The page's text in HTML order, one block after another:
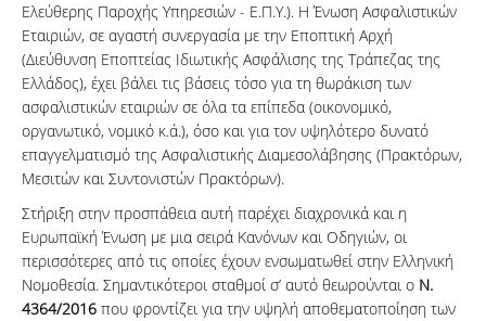
Ελεύθερης Παροχής Υπηρεσιών - Ε.Π.Υ.). Η Ένωση Ασφαλιστικών
Εταιριών, σε αγαστή συνεργασία με την Εποπτική Αρχή
(Διεύθυνση Εποπτείας Ιδιωτικής Ασφάλισης της Τράπεζας της
Ελλάδος), έχει βάλει τις βάσεις τόσο για τη θωράκιση των
ασφαλιστικών εταιριών σε όλα τα επίπεδα (οικονομικό,
οργανωτικό, νομικό κ.ά.), όσο και για τον υψηλότερο δυνατό
επαγγελματισμό της Ασφαλιστικής Διαμεσολάβησης (Πρακτόρων,
Μεσιτών και Συντονιστών Πρακτόρων).
Στήριξη στην προσπάθεια αυτή παρέχει διαχρονικά και η
Ευρωπαϊκή Ένωση με μια σειρά Κανόνων και Οδηγιών, οι
περισσότερες από τις οποίες έχουν ενσωματωθεί στην Ελληνική
Νομοθεσία. Σημαντικότεροι σταθμοί σ’ αυτό θεωρούνται ο Ν.
4364/2016 που φροντίζει για την υψηλή αποθεματοποίηση των